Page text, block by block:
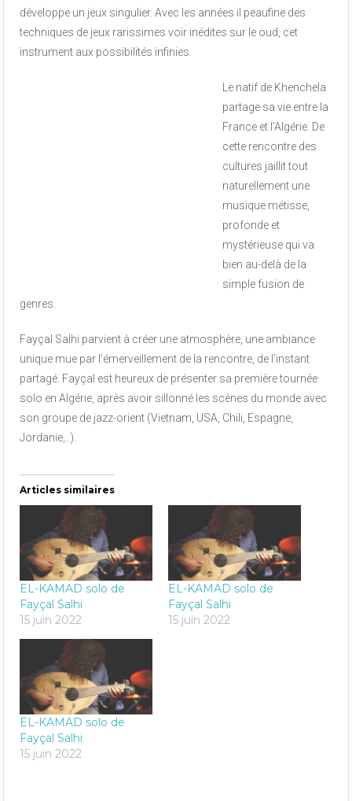
développe un jeux singulier. Avec les années il peaufine des
techniques de jeux rarissimes voir inédites sur le oud, cet
instrument aux possibilités infinies.
Le natif de Khenchela
partage sa vie entre la
France et l’Algérie. De
cette rencontre des
cultures jaillit tout
naturellement une
musique métisse,
profonde et
mystérieuse qui va
bien au-delà de la
simple fusion de
genres.
Fayçal Salhi parvient à créer une atmosphère, une ambiance
unique mue par l’émerveillement de la rencontre, de l’instant
partagé. Fayçal est heureux de présenter sa première tournée
solo en Algérie, après avoir sillonné les scènes du monde avec
son groupe de jazz-orient (Vietnam, USA, Chili, Espagne,
Jordanie,..).
Articles similaires
EL-KAMAD solo de
Fayçal Salhi
15 juin 2022
EL-KAMAD solo de
Fayçal Salhi
15 juin 2022
EL-KAMAD solo de
Fayçal Salhi
15 juin 2022